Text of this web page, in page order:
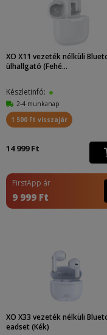
XO X11 vezeték nélküli
ülhallgató (Fehé...
Készletinfó:
2-4 munkanap
1 500 Ft visszajár
14 999 Ft
FirstApp ár
9 999 Ft
XO X33 vezeték nélküli
eadset (Kék)